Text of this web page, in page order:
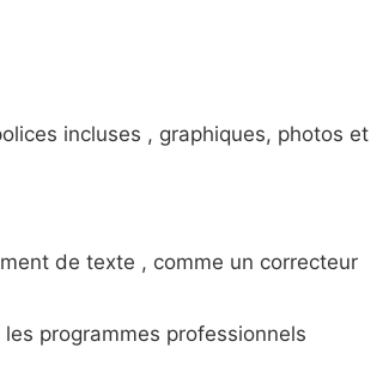
incluses , graphiques, photos et
de texte , comme un correcteur
programmes professionnels